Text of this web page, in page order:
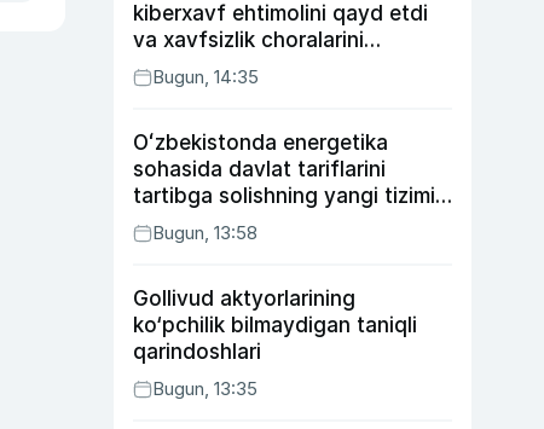
kiberxavf ehtimolini qayd etdi
va xavfsizlik choralarini
kuchaytirdi
Bugun, 14:35
Oʻzbekistonda energetika
sohasida davlat tariflarini
tartibga solishning yangi tizimi
joriy etildi
Bugun, 13:58
Gollivud aktyorlarining
ko‘pchilik bilmaydigan taniqli
qarindoshlari
Bugun, 13:35